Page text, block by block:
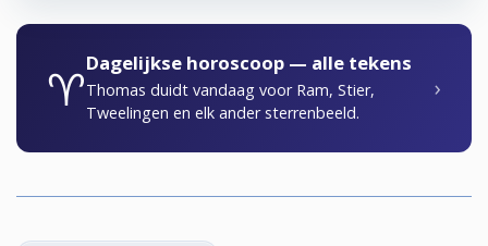
♈Dagelijkse horoscoop — alle tekens
Thomas duidt vandaag voor Ram, Stier,
Tweelingen en elk ander sterrenbeeld.
›